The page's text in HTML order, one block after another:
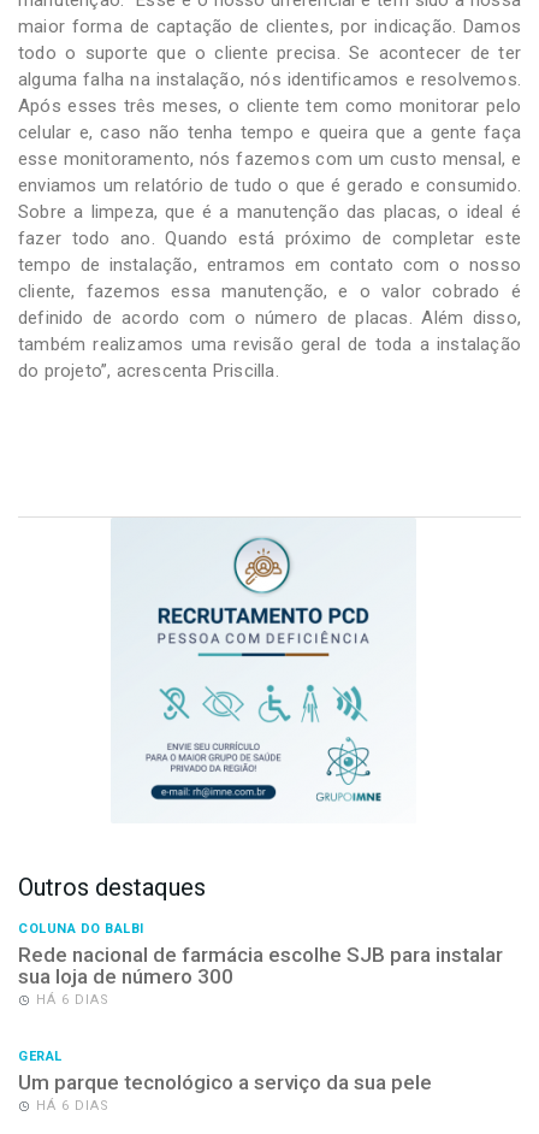
maior forma de captação de clientes, por indicação. Damos
todo o suporte que o cliente precisa. Se acontecer de ter
alguma falha na instalação, nós identificamos e resolvemos.
Após esses três meses, o cliente tem como monitorar pelo
celular e, caso não tenha tempo e queira que a gente faça
esse monitoramento, nós fazemos com um custo mensal, e
enviamos um relatório de tudo o que é gerado e consumido.
Sobre a limpeza, que é a manutenção das placas, o ideal é
fazer todo ano. Quando está próximo de completar este
tempo de instalação, entramos em contato com o nosso
cliente, fazemos essa manutenção, e o valor cobrado é
definido de acordo com o número de placas. Além disso,
também realizamos uma revisão geral de toda a instalação
do projeto”, acrescenta Priscilla.
Outros destaques
COLUNA DO BALBI
Rede nacional de farmácia escolhe SJB para instalar
sua loja de número 300
HÁ 6 DIAS
GERAL
Um parque tecnológico a serviço da sua pele
HÁ 6 DIAS